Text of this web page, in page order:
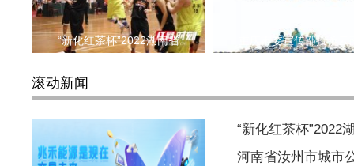
“新化红茶杯”2022湖南省 重庆市委宣传部授予云
滚动新闻
“新化红茶杯”2022
河南省汝州市城市